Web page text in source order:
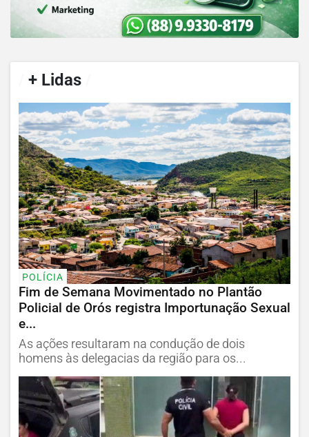
+ Lidas
POLÍCIA
Fim de Semana Movimentado no Plantão
Policial de Orós registra Importunação Sexual
e...
As ações resultaram na condução de dois
homens às delegacias da região para os...